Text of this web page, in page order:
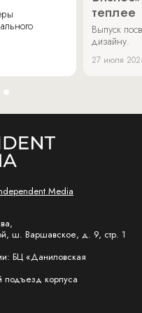
теплее
Выпуск
дизайну.
27 июля
Media
ш. Варшавское, д. 9, стр. 1
БЦ «Даниловская
корпуса